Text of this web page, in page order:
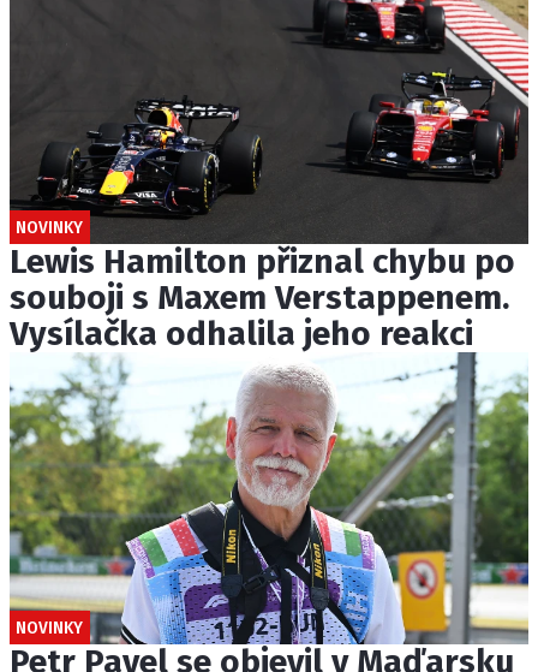
NOVINKY
Lewis Hamilton přiznal chybu po
souboji s Maxem Verstappenem.
Vysílačka odhalila jeho reakci
NOVINKY
Petr Pavel se objevil v Maďarsku